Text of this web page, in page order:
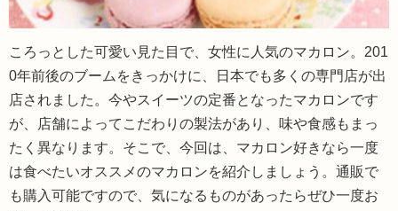
ころっとした可愛い見た目で、女性に人気のマカロン。201
0年前後のブームをきっかけに、日本でも多くの専門店が出
店されました。今やスイーツの定番となったマカロンです
が、店舗によってこだわりの製法があり、味や食感もまっ
たく異なります。そこで、今回は、マカロン好きなら一度
は食べたいオススメのマカロンを紹介しましょう。通販で
も購入可能ですので、気になるものがあったらぜひ一度お